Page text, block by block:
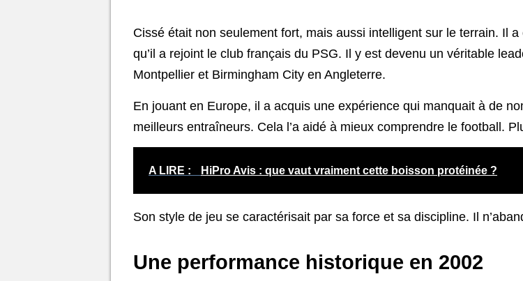
Cissé était non seulement fort, mais aussi intelligent sur le terrain. Il
qu’il a rejoint le club français du PSG. Il y est devenu un véritable
Montpellier et Birmingham City en Angleterre.
En jouant en Europe, il a acquis une expérience qui manquait à de
meilleurs entraîneurs. Cela l’a aidé à mieux comprendre le football.
A LIRE : HiPro Avis : que vaut vraiment cette boisson protéinée ?
Son style de jeu se caractérisait par sa force et sa discipline. Il
Une performance historique en 2002